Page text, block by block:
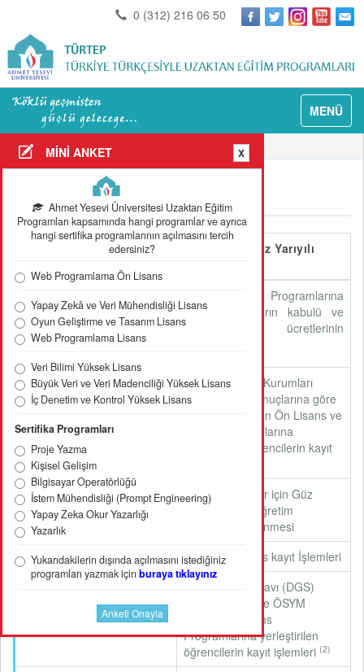
0 (312) 216 06 50
MENÜ
MİNİ ANKET X
Ahmet Yesevi Üniversitesi Uzaktan Eğitim
Programları kapsamında hangi programlar ve ayrıca
hangi sertifika programlarının açılmasını tercih
edersiniz?
Web Programlama Ön Lisans
Yapay Zekâ ve Veri Mühendisliği Lisans
Oyun Geliştirme ve Tasarım Lisans
Web Programlama Lisans
Veri Bilimi Yüksek Lisans
Büyük Veri ve Veri Madenciliği Yüksek Lisans
İç Denetim ve Kontrol Yüksek Lisans
Sertifika Programları
Proje Yazma
Kişisel Gelişim
Bilgisayar Operatörlüğü
İstem Mühendisliği (Prompt Engineering)
Yapay Zeka Okur Yazarlığı
Yazarlık
Yukarıdakilerin dışında açılmasını istediğiniz
programları yazmak için buraya tıklayınız
Anasayfa Akademik Takvim
Akademik Takvim
TÜRTEP 2026-2027 Eğitim-Öğretim Güz Yarıyılı
Yüksek Lisans Programlarına
yeni başvuruların kabulü ve
eğitim-öğretim ücretlerinin
07.09.2026 - 11.09.2026
Yükseköğretim Kurumları
Sınavı (YKS) sonuçlarına göre
ÖSYM tarafından Ön Lisans ve
Lisans Programlarına
yerleştirilen öğrencilerin kayıt
17.08.2026 - 11.09.2026
Kayıtlı öğrenciler için Güz
Yarıyılı eğitim-öğretim
ücretlerinin ödenmesi
17.08.2026 - 11.09.2026
Güz Yarıyılı Ders kayıt İşlemleri
Dikey Geçiş Sınavı (DGS)
sonuçlarına göre ÖSYM
tarafından Lisans
Programlarına yerleştirilen
öğrencilerin kayıt işlemleri (2)